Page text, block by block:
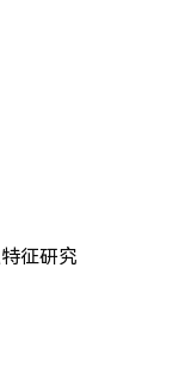
征研究